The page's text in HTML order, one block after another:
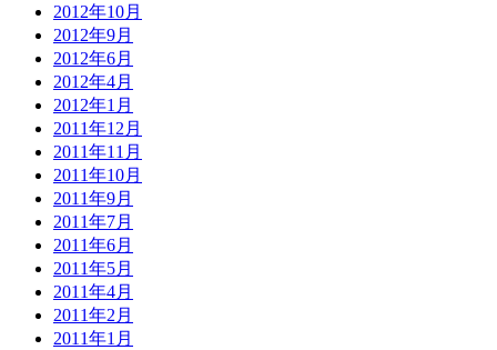
2012年10月
2012年9月
2012年6月
2012年4月
2012年1月
2011年12月
2011年11月
2011年10月
2011年9月
2011年7月
2011年6月
2011年5月
2011年4月
2011年2月
2011年1月